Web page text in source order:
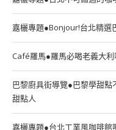
嘉欐專題●Bonjour!台北精選
Café羅馬●羅馬必喝老義大
巴黎廚具街導覽●巴黎學甜
甜點人
嘉欐專題●台北工業風咖啡館